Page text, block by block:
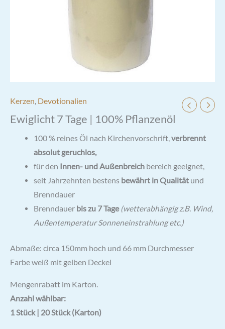
Kerzen, Devotionalien
Ewiglicht 7 Tage | 100% Pflanzenöl
100 % reines Öl nach Kirchenvorschrift,verbrennt
absolut geruchlos,
für den Innen- und Außenbreichbereich geeignet,
seit Jahrzehnten bestens bewährt in Qualitätund
Brenndauer
Brenndauer bis zu 7 Tage(wetterabhängig z.B. Wind,
Außentemperatur Sonneneinstrahlung etc.)
Abmaße: circa 150mm hoch und 66 mm Durchmesser
Farbe weiß mit gelben Deckel
Mengenrabatt im Karton.
Anzahl wählbar:
1 Stück | 20 Stück (Karton)